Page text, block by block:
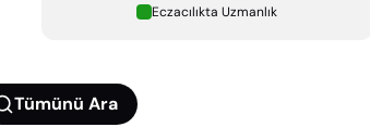
Eczacılıkta Uzmanlık
Tümünü Ara